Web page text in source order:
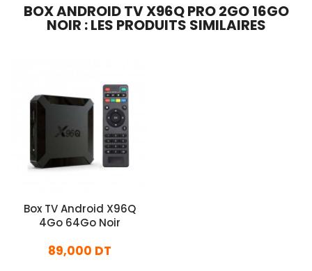
BOX ANDROID TV X96Q PRO 2GO 16GO
NOIR : LES PRODUITS SIMILAIRES
Box TV Android X96Q
4Go 64Go Noir
89,000 DT